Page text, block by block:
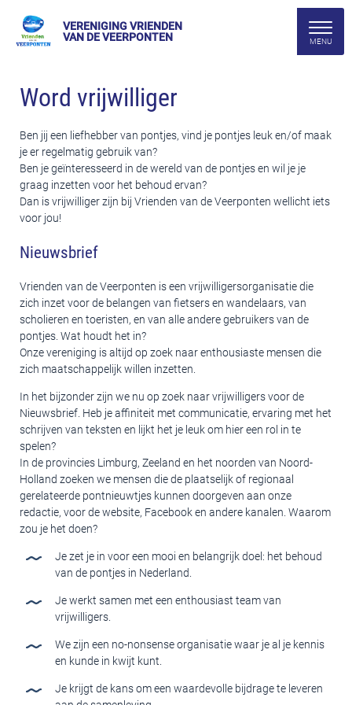
VERENIGING VRIENDEN
VAN DE VEERPONTEN
Word vrijwilliger
Ben jij een liefhebber van pontjes, vind je pontjes leuk en/of maak
je er regelmatig gebruik van?
Ben je geïnteresseerd in de wereld van de pontjes en wil je je
graag inzetten voor het behoud ervan?
Dan is vrijwilliger zijn bij Vrienden van de Veerponten wellicht iets
voor jou!
Nieuwsbrief
Vrienden van de Veerponten is een vrijwilligersorganisatie die
zich inzet voor de belangen van fietsers en wandelaars, van
scholieren en toeristen, en van alle andere gebruikers van de
pontjes. Wat houdt het in?
Onze vereniging is altijd op zoek naar enthousiaste mensen die
zich maatschappelijk willen inzetten.
In het bijzonder zijn we nu op zoek naar vrijwilligers voor de
Nieuwsbrief. Heb je affiniteit met communicatie, ervaring met het
schrijven van teksten en lijkt het je leuk om hier een rol in te
spelen?
In de provincies Limburg, Zeeland en het noorden van Noord-
Holland zoeken we mensen die de plaatselijk of regionaal
gerelateerde pontnieuwtjes kunnen doorgeven aan onze
redactie, voor de website, Facebook en andere kanalen. Waarom
zou je het doen?
Je zet je in voor een mooi en belangrijk doel: het behoud
van de pontjes in Nederland.
Je werkt samen met een enthousiast team van
vrijwilligers.
We zijn een no-nonsense organisatie waar je al je kennis
en kunde in kwijt kunt.
Je krijgt de kans om een waardevolle bijdrage te leveren